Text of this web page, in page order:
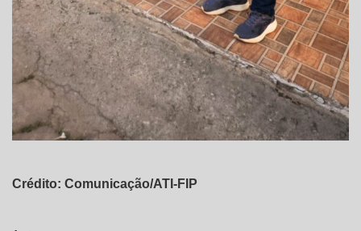
Crédito: Comunicação/ATI-FIP